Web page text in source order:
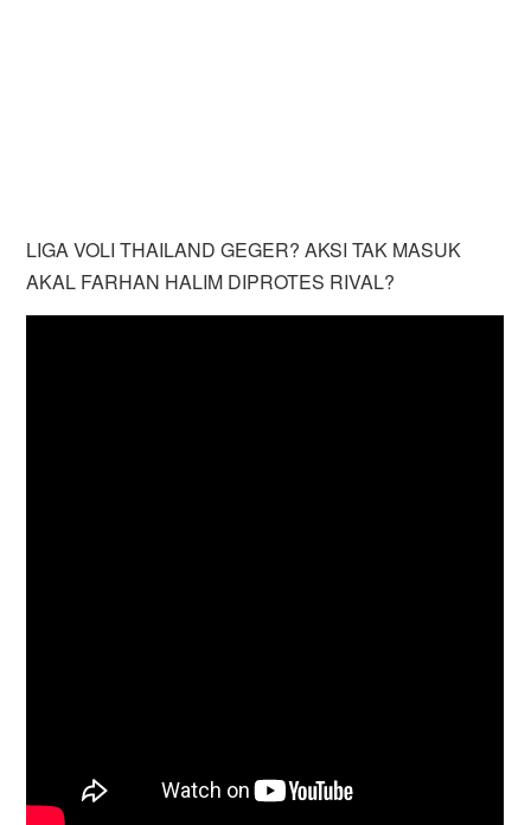
LIGA VOLI THAILAND GEGER? AKSI TAK MASUK
AKAL FARHAN HALIM DIPROTES RIVAL?